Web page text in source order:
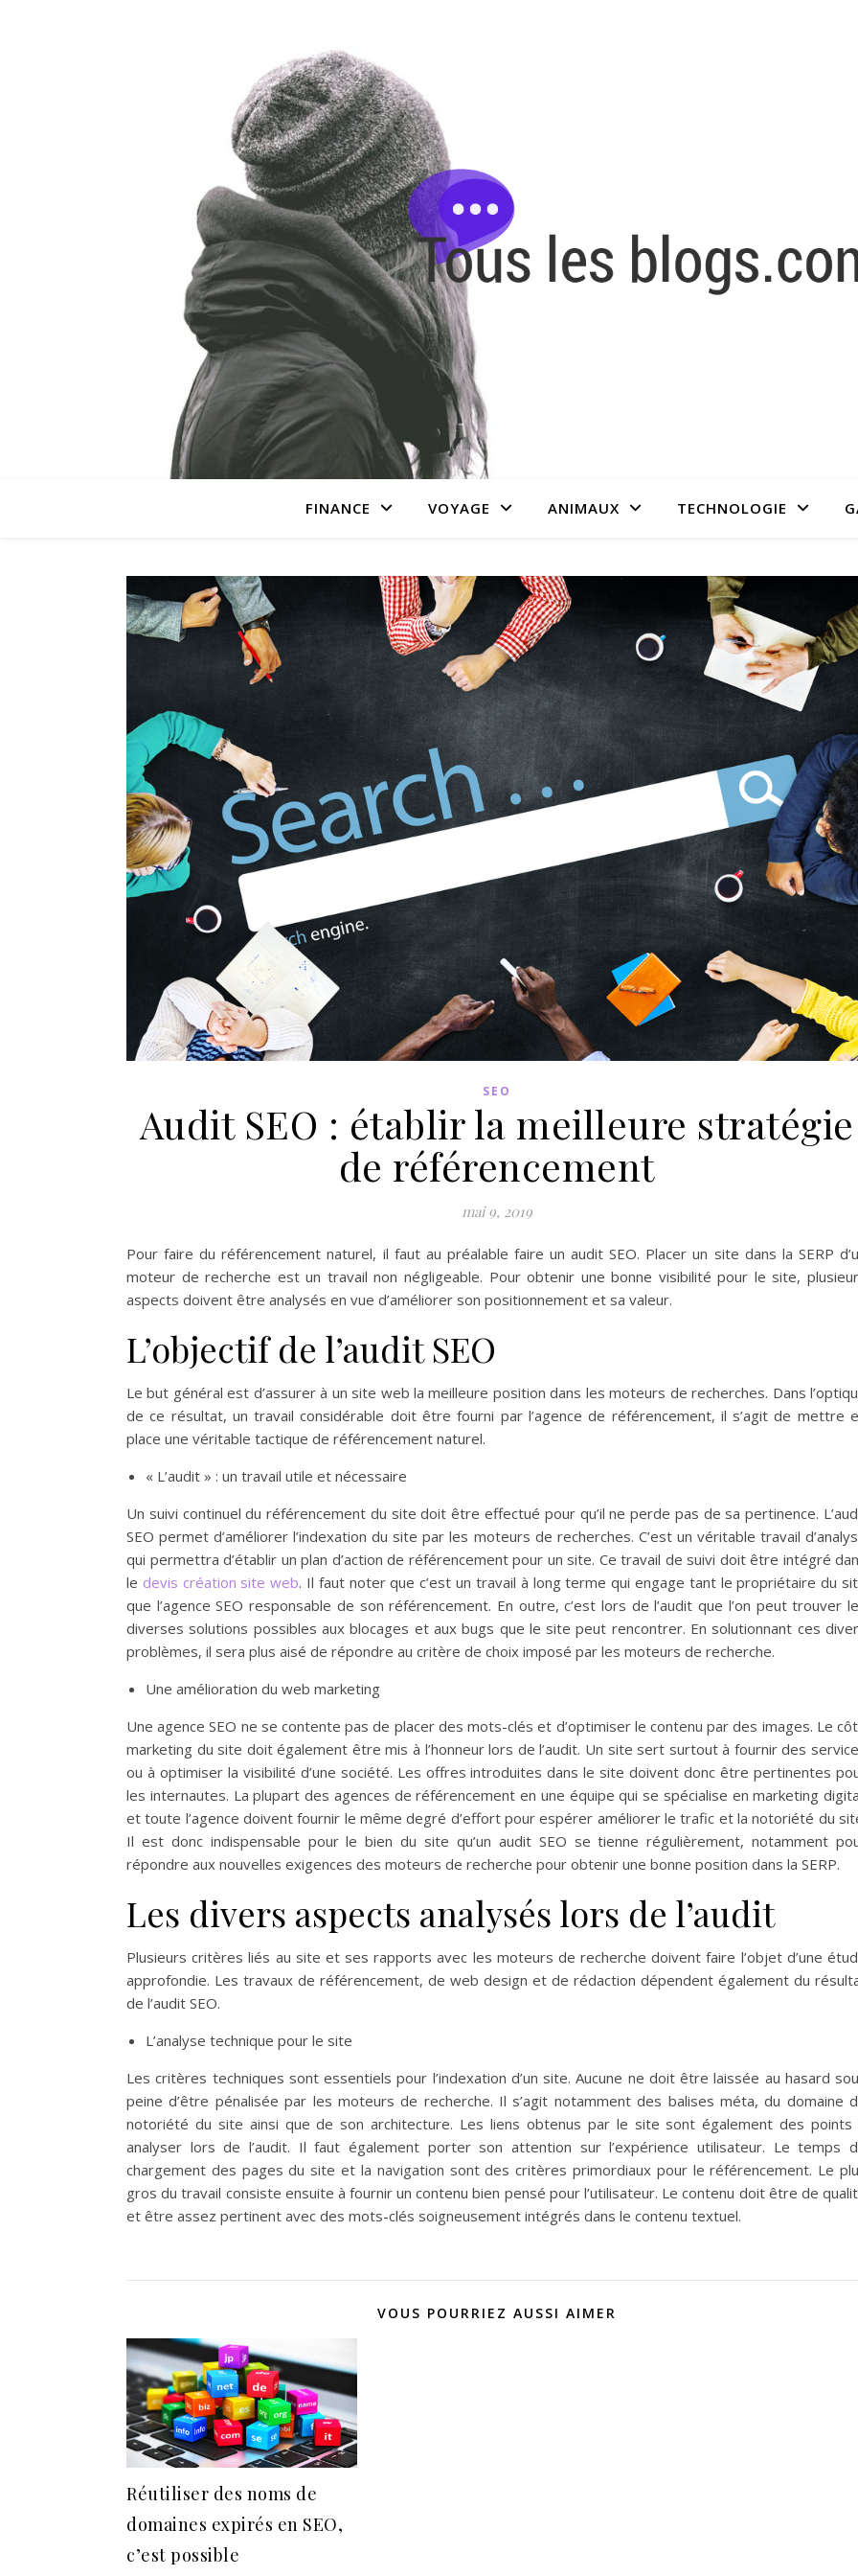
FINANCE VOYAGE ANIMAUX TECHNOLOGIE
SEO
Audit SEO : établir la meilleure stratégie
de référencement
mai 9, 2019
Pour faire du référencement naturel, il faut au préalable faire un audit SEO. Placer un site dans la SERP
moteur de recherche est un travail non négligeable. Pour obtenir une bonne visibilité pour le site,
aspects doivent être analysés en vue d’améliorer son positionnement et sa valeur.
L’objectif de l’audit SEO
Le but général est d’assurer à un site web la meilleure position dans les moteurs de recherches. Dans
de ce résultat, un travail considérable doit être fourni par l’agence de référencement, il s’agit de mettre
place une véritable tactique de référencement naturel.
« L’audit » : un travail utile et nécessaire
Un suivi continuel du référencement du site doit être effectué pour qu’il ne perde pas de sa pertinence.
SEO permet d’améliorer l’indexation du site par les moteurs de recherches. C’est un véritable travail
qui permettra d’établir un plan d’action de référencement pour un site. Ce travail de suivi doit être intégré
le devis création site web. Il faut noter que c’est un travail à long terme qui engage tant le propriétaire du
que l’agence SEO responsable de son référencement. En outre, c’est lors de l’audit que l’on peut trouver
diverses solutions possibles aux blocages et aux bugs que le site peut rencontrer. En solutionnant ces
problèmes, il sera plus aisé de répondre au critère de choix imposé par les moteurs de recherche.
Une amélioration du web marketing
Une agence SEO ne se contente pas de placer des mots-clés et d’optimiser le contenu par des images. Le
marketing du site doit également être mis à l’honneur lors de l’audit. Un site sert surtout à fournir des
ou à optimiser la visibilité d’une société. Les offres introduites dans le site doivent donc être pertinentes
les internautes. La plupart des agences de référencement en une équipe qui se spécialise en marketing
et toute l’agence doivent fournir le même degré d’effort pour espérer améliorer le trafic et la notoriété du
Il est donc indispensable pour le bien du site qu’un audit SEO se tienne régulièrement, notamment
répondre aux nouvelles exigences des moteurs de recherche pour obtenir une bonne position dans la SERP.
Les divers aspects analysés lors de l’audit
Plusieurs critères liés au site et ses rapports avec les moteurs de recherche doivent faire l’objet d’une
approfondie. Les travaux de référencement, de web design et de rédaction dépendent également du
de l’audit SEO.
L’analyse technique pour le site
Les critères techniques sont essentiels pour l’indexation d’un site. Aucune ne doit être laissée au hasard
peine d’être pénalisée par les moteurs de recherche. Il s’agit notamment des balises méta, du domaine
notoriété du site ainsi que de son architecture. Les liens obtenus par le site sont également des points
analyser lors de l’audit. Il faut également porter son attention sur l’expérience utilisateur. Le temps
chargement des pages du site et la navigation sont des critères primordiaux pour le référencement. Le
gros du travail consiste ensuite à fournir un contenu bien pensé pour l’utilisateur. Le contenu doit être de
et être assez pertinent avec des mots-clés soigneusement intégrés dans le contenu textuel.
VOUS POURRIEZ AUSSI AIMER
Réutiliser des noms de
domaines expirés en SEO,
c’est possible